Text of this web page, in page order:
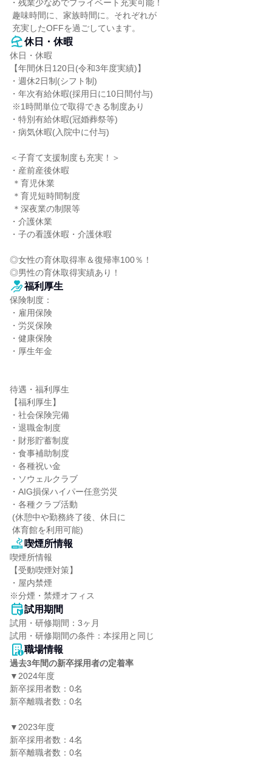
・残業少なめでプライベート充実可能！
充実したOFFを過ごしています。
休日・休暇
休日・休暇
【年間休日120日(令和3年度実績)】
・週休2日制(シフト制)
・年次有給休暇(採用日に10日間付与)
・特別有給休暇(冠婚葬祭等)
・病気休暇(入院中に付与)
＜子育て支援制度も充実！＞
・産前産後休暇
・介護休業
・子の看護休暇・介護休暇
◎女性の育休取得率＆復帰率100％！
◎男性の育休取得実績あり！
福利厚生
保険制度：
・雇用保険
・労災保険
・健康保険
・厚生年金
待遇・福利厚生
【福利厚生】
・社会保険完備
・退職金制度
・財形貯蓄制度
・食事補助制度
・各種祝い金
・ソウェルクラブ
・AIG損保ハイパー任意労災
・各種クラブ活動
体育館を利用可能)
喫煙所情報
喫煙所情報
【受動喫煙対策】
・屋内禁煙
※分煙・禁煙オフィス
試用期間
試用・研修期間：3ヶ月
職場情報
過去3年間の新卒採用者の定着率
▼2024年度
新卒採用者数：0名
新卒離職者数：0名
▼2023年度
新卒採用者数：4名
新卒離職者数：0名